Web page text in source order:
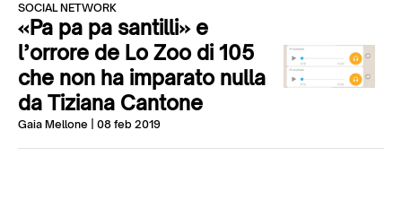
Chi siamo
Contatti
SOCIAL NETWORK
«Pa pa pa santilli» e
l’orrore de Lo Zoo di 105
che non ha imparato nulla
da Tiziana Cantone
Gaia Mellone | 08 feb 2019